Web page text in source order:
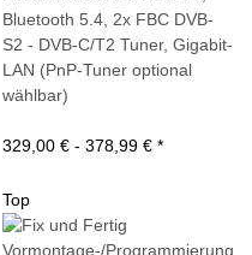
Bluetooth 5.4, 2x FBC DVB-
S2 - DVB-C/T2 Tuner, Gigabit-
LAN (PnP-Tuner optional
wählbar)
329,00 € - 378,99 € *
Top